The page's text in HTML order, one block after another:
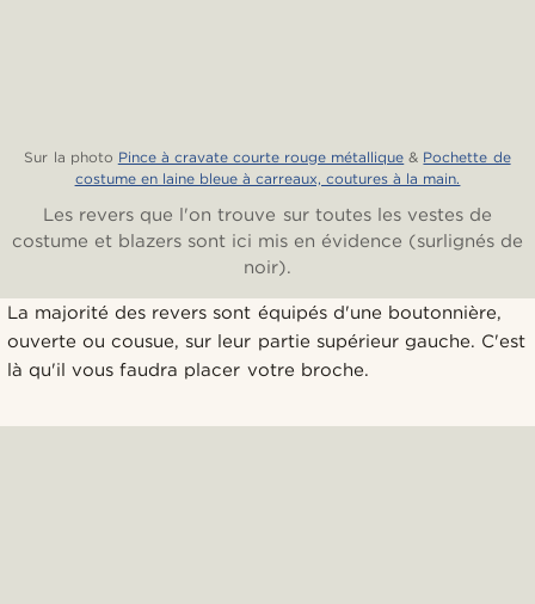
Sur la photo Pince à cravate courte rouge métallique & Pochette de
costume en laine bleue à carreaux, coutures à la main.
Les revers que l'on trouve sur toutes les vestes de
costume et blazers sont ici mis en évidence (surlignés de
noir).
La majorité des revers sont équipés d'une boutonnière,
ouverte ou cousue, sur leur partie supérieur gauche. C'est
là qu'il vous faudra placer votre broche.